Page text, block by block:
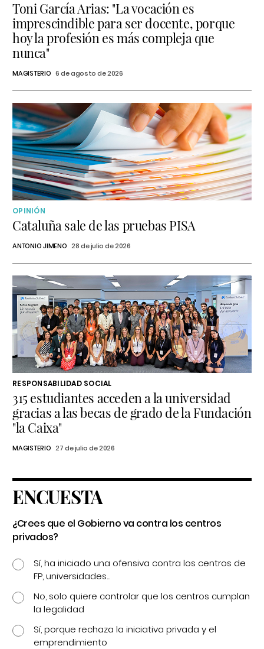
Toni García Arias: "La vocación es
imprescindible para ser docente, porque
hoy la profesión es más compleja que
nunca"
MAGISTERIO 6 de agosto de 2026
OPINIÓN
Cataluña sale de las pruebas PISA
ANTONIO JIMENO 28 de julio de 2026
RESPONSABILIDAD SOCIAL
315 estudiantes acceden a la universidad
gracias a las becas de grado de la Fundación
"la Caixa"
MAGISTERIO 27 de julio de 2026
ENCUESTA
¿Crees que el Gobierno va contra los centros
privados?
Sí, ha iniciado una ofensiva contra los centros de
FP, universidades...
No, solo quiere controlar que los centros cumplan
la legalidad
Sí, porque rechaza la iniciativa privada y el
emprendimiento